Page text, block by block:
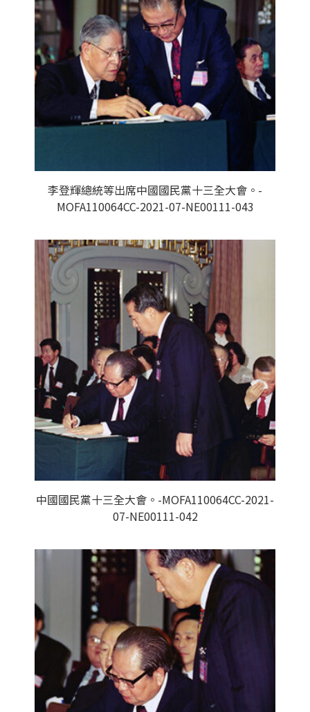
李登輝總統等出席中國國民黨十三全大會。-
MOFA110064CC-2021-07-NE00111-043
中國國民黨十三全大會。-MOFA110064CC-2021-
07-NE00111-042